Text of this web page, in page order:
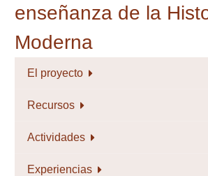
El proyecto
Recursos
Actividades
Experiencias